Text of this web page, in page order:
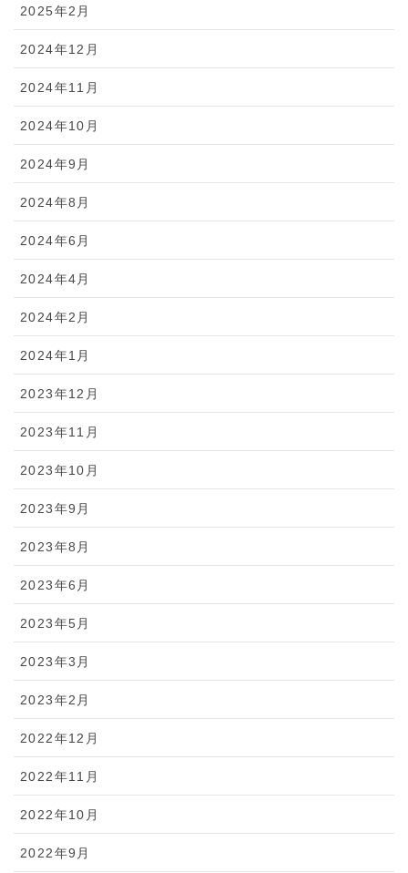
2025年2月
2024年12月
2024年11月
2024年10月
2024年9月
2024年8月
2024年6月
2024年4月
2024年2月
2024年1月
2023年12月
2023年11月
2023年10月
2023年9月
2023年8月
2023年6月
2023年5月
2023年3月
2023年2月
2022年12月
2022年11月
2022年10月
2022年9月